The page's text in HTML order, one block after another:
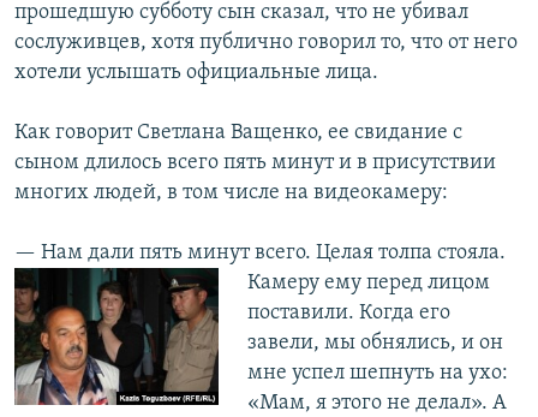
прошедшую субботу сын сказал, что не убивал
сослуживцев, хотя публично говорил то, что от него
хотели услышать официальные лица.
Как говорит Светлана Ващенко, ее свидание с
сыном длилось всего пять минут и в присутствии
многих людей, в том числе на видеокамеру:
— Нам дали пять минут всего. Целая толпа стояла.
Камеру ему перед лицом
поставили. Когда его
завели, мы обнялись, и он
мне успел шепнуть на ухо:
«Мам, я этого не делал». А